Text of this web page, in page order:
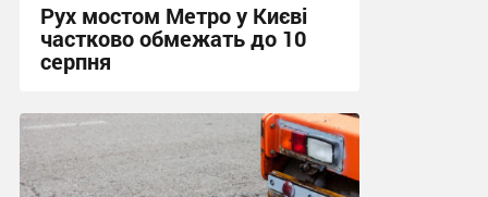
Рух мостом Метро у Києві
частково обмежать до 10
серпня